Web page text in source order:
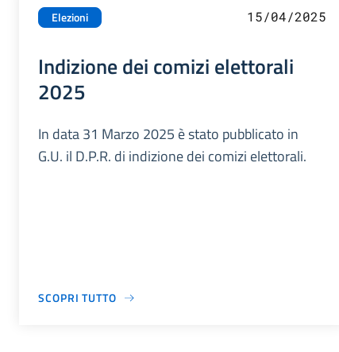
Elezioni 15/04/2025
Indizione dei comizi elettorali
2025
In data 31 Marzo 2025 è stato pubblicato in
G.U. il D.P.R. di indizione dei comizi elettorali.
SCOPRI TUTTO